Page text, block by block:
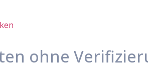
ohne